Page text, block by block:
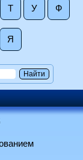
Т У Ф
Я